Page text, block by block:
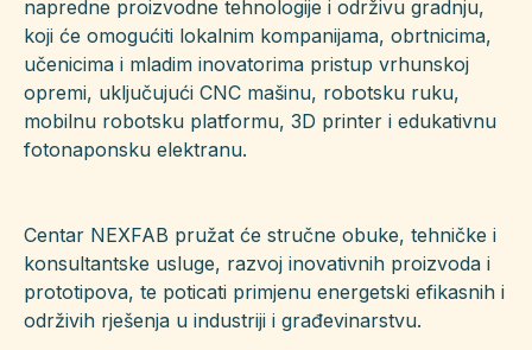
napredne proizvodne tehnologije i održivu gradnju,
koji će omogućiti lokalnim kompanijama, obrtnicima,
učenicima i mladim inovatorima pristup vrhunskoj
opremi, uključujući CNC mašinu, robotsku ruku,
mobilnu robotsku platformu, 3D printer i edukativnu
fotonaponsku elektranu.
Centar NEXFAB pružat će stručne obuke, tehničke i
konsultantske usluge, razvoj inovativnih proizvoda i
prototipova, te poticati primjenu energetski efikasnih i
održivih rješenja u industriji i građevinarstvu.